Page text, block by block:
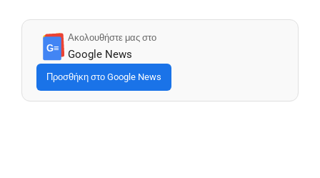
G≡
Ακολουθήστε μας στο
Google News
Προσθήκη στο Google News